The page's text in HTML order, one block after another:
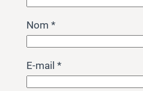
Nom *
E-mail *